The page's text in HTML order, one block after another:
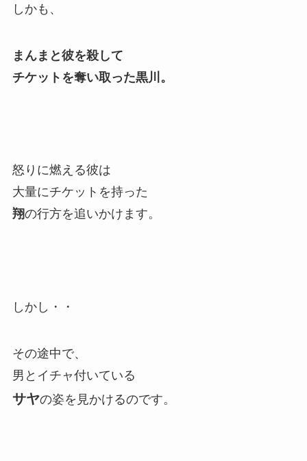
しかも、
まんまと彼を殺して
チケットを奪い取った黒川。
怒りに燃える彼は
大量にチケットを持った
翔の行方を追いかけます。
しかし・・
その途中で、
男とイチャ付いている
サヤの姿を見かけるのです。